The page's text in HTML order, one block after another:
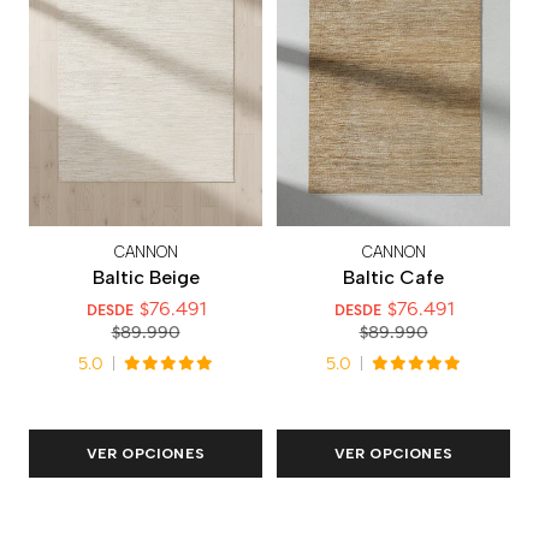
CANNON
Baltic Beige
DESDE $76.491
$89.990
5.0
VER OPCIONES
CANNON
Baltic Cafe
DESDE $76.491
$89.990
5.0
VER OPCIONES